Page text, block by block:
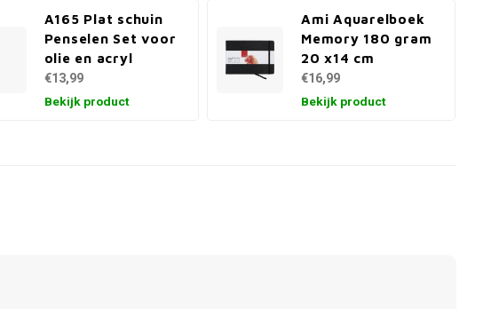
A165 Plat schuin
Penselen Set voor
olie en acryl
€13,99
Bekijk product
Ami Aquarelboek
Memory 180 gram
20 x14 cm
€16,99
Bekijk product